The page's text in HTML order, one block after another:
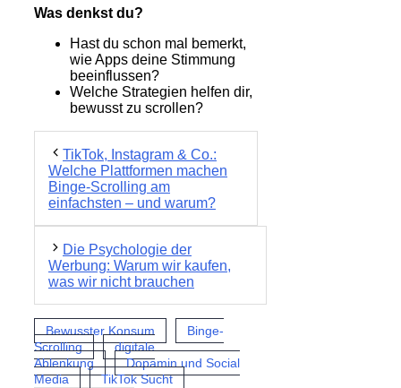
Was denkst du?
Hast du schon mal bemerkt,
wie Apps deine Stimmung
beeinflussen?
Welche Strategien helfen dir,
bewusst zu scrollen?
TikTok, Instagram & Co.:
Welche Plattformen machen
Binge-Scrolling am
einfachsten – und warum?
Die Psychologie der
Werbung: Warum wir kaufen,
was wir nicht brauchen
Bewusster Konsum
Binge-
Scrolling
digitale
Ablenkung
Dopamin und Social
Media
TikTok Sucht